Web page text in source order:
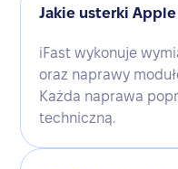
Jakie usterki Apple
iFast wykonuje
oraz naprawy
Każda naprawa
techniczną.